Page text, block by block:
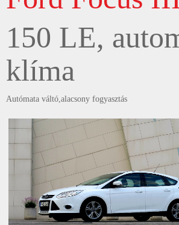
150 LE,
klíma
Autómata váltó,alacsony fogyasztás